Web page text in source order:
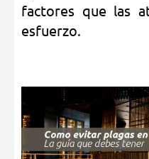
factores que las
esfuerzo.